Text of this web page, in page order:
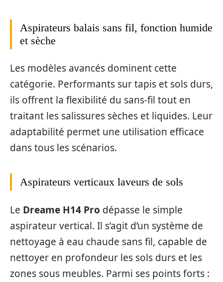
Aspirateurs balais sans fil, fonction humide
et sèche
Les modèles avancés dominent cette
catégorie. Performants sur tapis et sols durs,
ils offrent la flexibilité du sans-fil tout en
traitant les salissures sèches et liquides. Leur
adaptabilité permet une utilisation efficace
dans tous les scénarios.
Aspirateurs verticaux laveurs de sols
Le Dreame H14 Pro dépasse le simple
aspirateur vertical. Il s’agit d’un système de
nettoyage à eau chaude sans fil, capable de
nettoyer en profondeur les sols durs et les
zones sous meubles. Parmi ses points forts :